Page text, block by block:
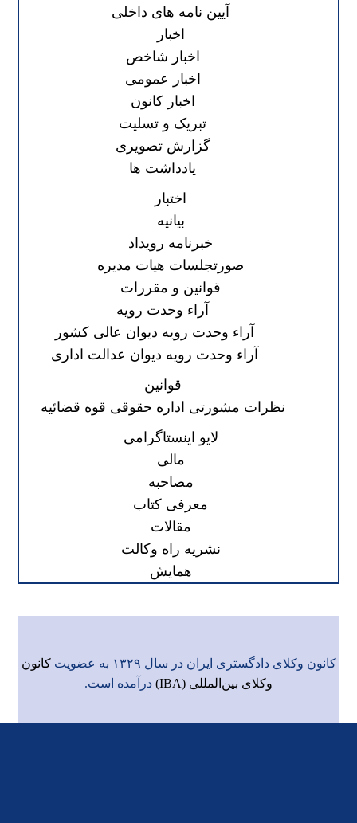
آیین نامه های داخلی
اخبار
اخبار شاخص
اخبار عمومی
اخبار کانون
تبریک و تسلیت
گزارش تصویری
یادداشت ها
اختبار
بیانیه
خبرنامه رویداد
صورتجلسات هیات مدیره
قوانین و مقررات
آراء وحدت رویه
آراء وحدت رویه دیوان عالی کشور
آراء وحدت رویه دیوان عدالت اداری
قوانین
نظرات مشورتی اداره حقوقی قوه قضائیه
لایو اینستاگرامی
مالی
مصاحبه
معرفی کتاب
مقالات
نشریه راه وکالت
همایش
کانون وکلای دادگستری ایران در سال ۱۳۲۹ به عضویت
کانون
وکلای بین‌المللی (IBA)
درآمده است.